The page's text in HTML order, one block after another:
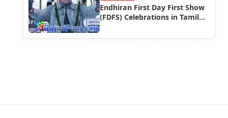
Endhiran First Day First Show
(FDFS) Celebrations in Tamil